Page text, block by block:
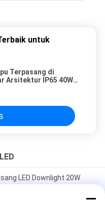
untuk
Terpasang di
Arsitektur IP65 40W
LED Downlight 20W